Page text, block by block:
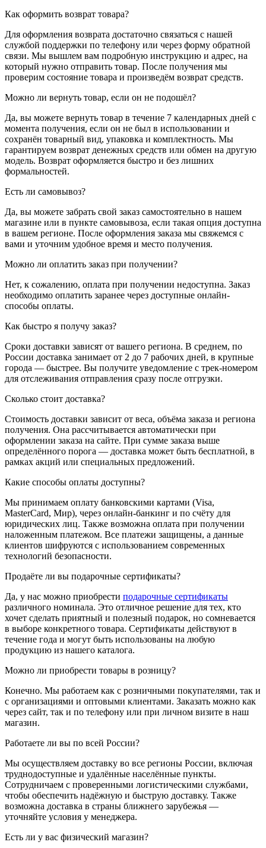
Как оформить возврат товара?
Для оформления возврата достаточно связаться с нашей
службой поддержки по телефону или через форму обратной
связи. Мы вышлем вам подробную инструкцию и адрес, на
который нужно отправить товар. После получения мы
проверим состояние товара и произведём возврат средств.
Можно ли вернуть товар, если он не подошёл?
Да, вы можете вернуть товар в течение 7 календарных дней с
момента получения, если он не был в использовании и
сохранён товарный вид, упаковка и комплектность. Мы
гарантируем возврат денежных средств или обмен на другую
модель. Возврат оформляется быстро и без лишних
формальностей.
Есть ли самовывоз?
Да, вы можете забрать свой заказ самостоятельно в нашем
магазине или в пункте самовывоза, если такая опция доступна
в вашем регионе. После оформления заказа мы свяжемся с
вами и уточним удобное время и место получения.
Можно ли оплатить заказ при получении?
Нет, к сожалению, оплата при получении недоступна. Заказ
необходимо оплатить заранее через доступные онлайн-
способы оплаты.
Как быстро я получу заказ?
Сроки доставки зависят от вашего региона. В среднем, по
России доставка занимает от 2 до 7 рабочих дней, в крупные
города — быстрее. Вы получите уведомление с трек-номером
для отслеживания отправления сразу после отгрузки.
Сколько стоит доставка?
Стоимость доставки зависит от веса, объёма заказа и региона
получения. Она рассчитывается автоматически при
оформлении заказа на сайте. При сумме заказа выше
определённого порога — доставка может быть бесплатной, в
рамках акций или специальных предложений.
Какие способы оплаты доступны?
Мы принимаем оплату банковскими картами (Visa,
MasterCard, Мир), через онлайн-банкинг и по счёту для
юридических лиц. Также возможна оплата при получении
наложенным платежом. Все платежи защищены, а данные
клиентов шифруются с использованием современных
технологий безопасности.
Продаёте ли вы подарочные сертификаты?
Да, у нас можно приобрести подарочные сертификаты
различного номинала. Это отличное решение для тех, кто
хочет сделать приятный и полезный подарок, но сомневается
в выборе конкретного товара. Сертификаты действуют в
течение года и могут быть использованы на любую
продукцию из нашего каталога.
Можно ли приобрести товары в розницу?
Конечно. Мы работаем как с розничными покупателями, так и
с организациями и оптовыми клиентами. Заказать можно как
через сайт, так и по телефону или при личном визите в наш
магазин.
Работаете ли вы по всей России?
Мы осуществляем доставку во все регионы России, включая
труднодоступные и удалённые населённые пункты.
Сотрудничаем с проверенными логистическими службами,
чтобы обеспечить надёжную и быструю доставку. Также
возможна доставка в страны ближнего зарубежья —
уточняйте условия у менеджера.
Есть ли у вас физический магазин?